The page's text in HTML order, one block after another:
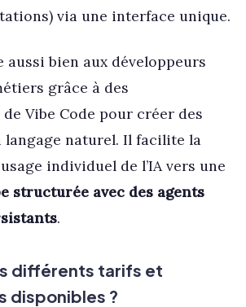
via une interface unique.
aussi bien aux développeurs
grâce à des
Vibe Code pour créer des
langage naturel. Il facilite la
individuel de l’IA vers une
structurée avec des agents
.
différents tarifs et
disponibles ?